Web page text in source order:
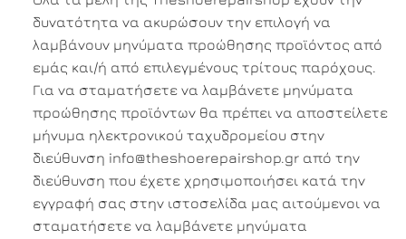
δυνατότητα να ακυρώσουν την επιλογή να
λαμβάνουν μηνύματα προώθησης προϊόντος από
εμάς και/ή από επιλεγμένους τρίτους παρόχους.
Για να σταματήσετε να λαμβάνετε μηνύματα
προώθησης προϊόντων θα πρέπει να αποστείλετε
μήνυμα ηλεκτρονικού ταχυδρομείου στην
διεύθυνση info@theshoerepairshop.gr από την
διεύθυνση που έχετε χρησιμοποιήσει κατά την
εγγραφή σας στην ιστοσελίδα μας αιτούμενοι να
σταματήσετε να λαμβάνετε μηνύματα